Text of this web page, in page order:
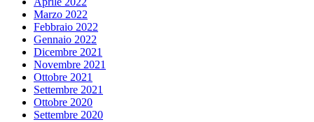
Marzo 2022
Febbraio 2022
Gennaio 2022
Dicembre 2021
Novembre 2021
Ottobre 2021
Settembre 2021
Ottobre 2020
Settembre 2020